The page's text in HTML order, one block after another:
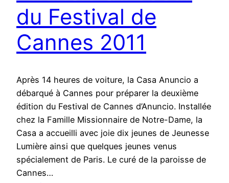
du Festival de
Cannes 2011
Après 14 heures de voiture, la Casa Anuncio a
débarqué à Cannes pour préparer la deuxième
édition du Festival de Cannes d’Anuncio. Installée
chez la Famille Missionnaire de Notre-Dame, la
Casa a accueilli avec joie dix jeunes de Jeunesse
Lumière ainsi que quelques jeunes venus
spécialement de Paris. Le curé de la paroisse de
Cannes…